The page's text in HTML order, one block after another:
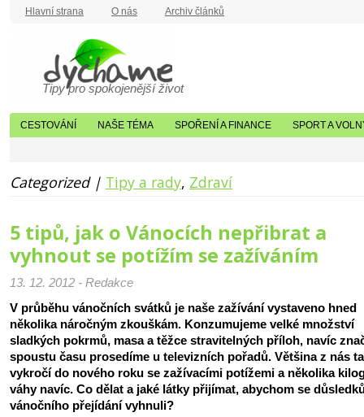
Hlavní strana O nás Archiv článků
Tipy pro spokojenější život
CESTOVÁNÍ NAŠE TÉMA SPOŘENÍ A FINANCE SPORT A
Categorized | Tipy a rady, Zdraví
5 tipů, jak o Vánocích nepřibrat a
vyhnout se potížím se zažíváním
13. 12. 2012 - Redakce
V průběhu vánočních svátků je naše zažívání vystaveno hned
několika náročným zkouškám. Konzumujeme velké množství
sladkých pokrmů, masa a těžce stravitelných příloh, navíc
spoustu času prosedíme u televizních pořadů. Většina z nás
vykročí do nového roku se zažívacími potížemi a několika
váhy navíc. Co dělat a jaké látky přijímat, abychom se
vánočního přejídání vyhnuli?